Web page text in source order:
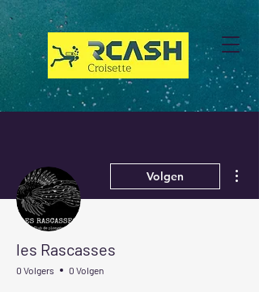
Volgen
les Rascasses
0 Volgers 0 Volgen